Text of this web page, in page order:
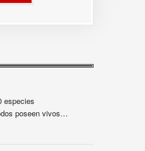
especies
poseen vivos…